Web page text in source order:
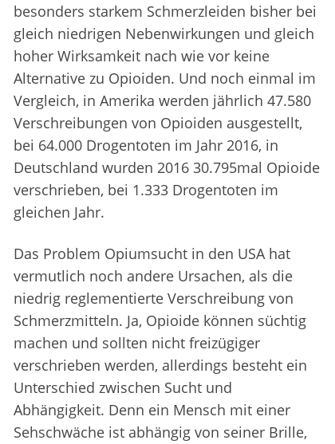
besonders starkem Schmerzleiden bisher bei
gleich niedrigen Nebenwirkungen und gleich
hoher Wirksamkeit nach wie vor keine
Alternative zu Opioiden. Und noch einmal im
Vergleich, in Amerika werden jährlich 47.580
Verschreibungen von Opioiden ausgestellt,
bei 64.000 Drogentoten im Jahr 2016, in
Deutschland wurden 2016 30.795mal Opioide
verschrieben, bei 1.333 Drogentoten im
gleichen Jahr.
Das Problem Opiumsucht in den USA hat
vermutlich noch andere Ursachen, als die
niedrig reglementierte Verschreibung von
Schmerzmitteln. Ja, Opioide können süchtig
machen und sollten nicht freizügiger
verschrieben werden, allerdings besteht ein
Unterschied zwischen Sucht und
Abhängigkeit. Denn ein Mensch mit einer
Sehschwäche ist abhängig von seiner Brille,